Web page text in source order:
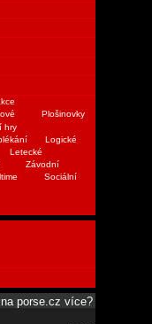
Plošinovky
hry
Logické
Letecké
Závodní
Sociální
porse.cz více?